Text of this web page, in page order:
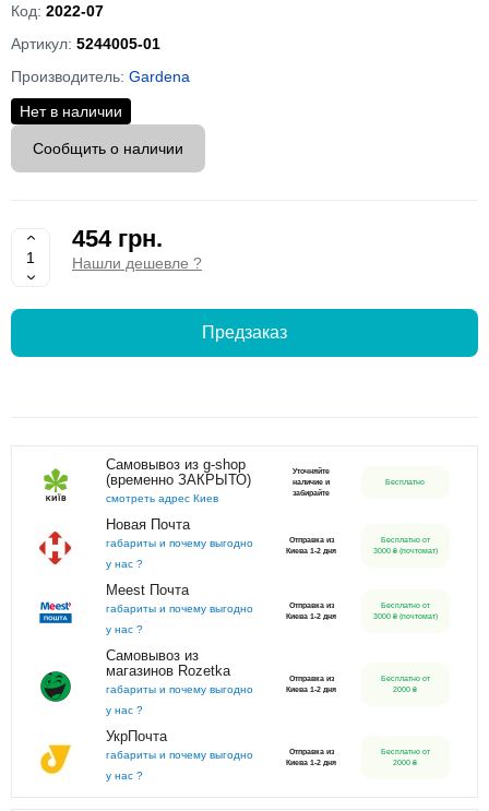
Код: 2022-07
Артикул: 5244005-01
Производитель: Gardena
Нет в наличии
Сообщить о наличии
454 грн.
Нашли дешевле ?
Предзаказ
Самовывоз из g-shop
(временно ЗАКРЫТО)
смотреть адрес Киев
Уточняйте
наличие и
забирайте
Бесплатно
Новая Почта
габариты и почему выгодно
у нас ?
Отправка из
Киева 1-2 дня
Бесплатно от
3000 ₴ (почтомат)
Meest Почта
габариты и почему выгодно
у нас ?
Отправка из
Киева 1-2 дня
Бесплатно от
3000 ₴ (почтомат)
Самовывоз из
магазинов Rozetka
габариты и почему выгодно
у нас ?
Отправка из
Киева 1-2 дня
Бесплатно от
2000 ₴
УкрПочта
габариты и почему выгодно
у нас ?
Отправка из
Киева 1-2 дня
Бесплатно от
2000 ₴